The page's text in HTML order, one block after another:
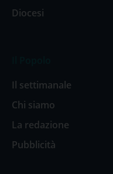
Diocesi
Il settimanale
Chi siamo
La redazione
Pubblicità